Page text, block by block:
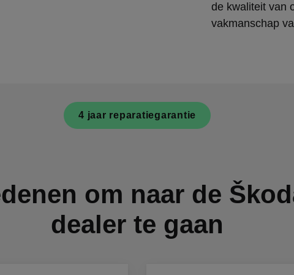
de kwaliteit van
vakmanschap
4 jaar reparatiegarantie
om naar de
dealer te gaan